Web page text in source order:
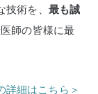
術を、 最も誠
師の皆様に最
詳細はこちら＞